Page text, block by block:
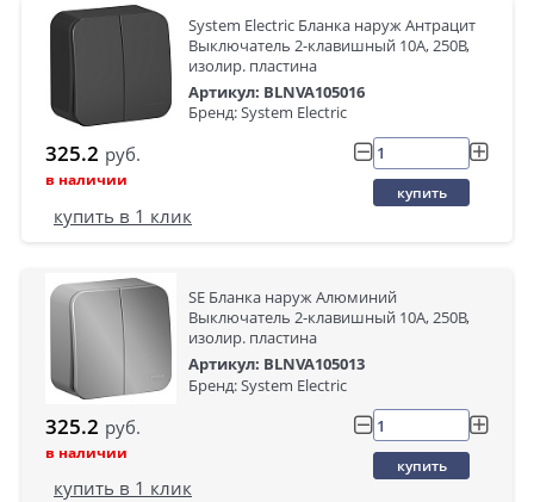
System Electric Бланка наруж Антрацит
Выключатель 2-клавишный 10А, 250B,
изолир. пластина
Артикул: BLNVA105016
Бренд: System Electric
325.2 руб.
в наличии
купить
купить в 1 клик
SE Бланка наруж Алюминий
Выключатель 2-клавишный 10А, 250B,
изолир. пластина
Артикул: BLNVA105013
Бренд: System Electric
325.2 руб.
в наличии
купить
купить в 1 клик